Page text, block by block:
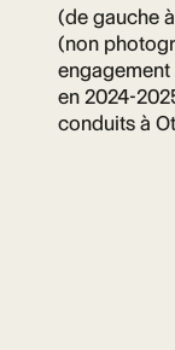
(de gauche
(non
en 2024-
conduits à